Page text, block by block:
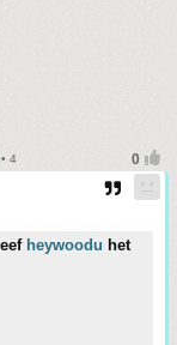
4
heywoodu het